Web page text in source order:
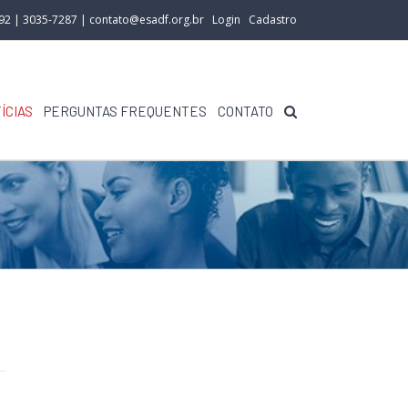
| 3035-7287 | contato@esadf.org.br Login Cadastro
PERGUNTAS FREQUENTES CONTATO